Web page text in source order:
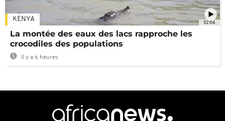
02:04
KENYA
La montée des eaux des lacs rapproche les
crocodiles des populations
Il y a 6 heures